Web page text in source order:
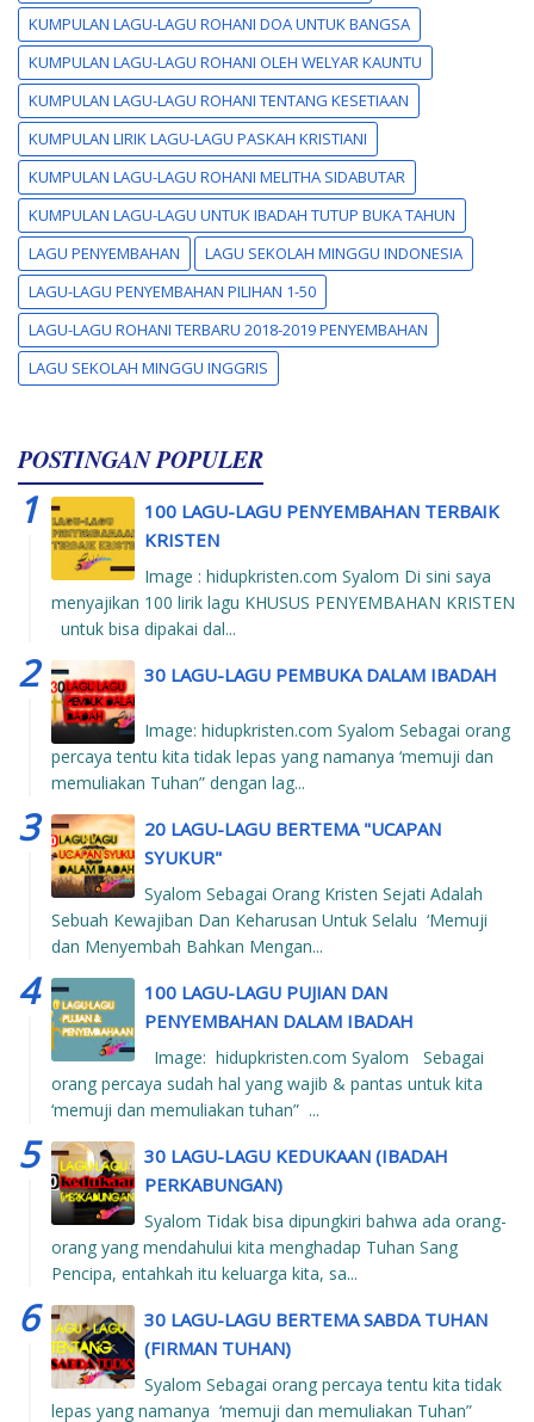
KUMPULAN LAGU-LAGU ROHANI DOA UNTUK BANGSA
KUMPULAN LAGU-LAGU ROHANI OLEH WELYAR KAUNTU
KUMPULAN LAGU-LAGU ROHANI TENTANG KESETIAAN
KUMPULAN LIRIK LAGU-LAGU PASKAH KRISTIANI
KUMPULAN LAGU-LAGU ROHANI MELITHA SIDABUTAR
KUMPULAN LAGU-LAGU UNTUK IBADAH TUTUP BUKA TAHUN
LAGU PENYEMBAHAN
LAGU SEKOLAH MINGGU INDONESIA
LAGU-LAGU PENYEMBAHAN PILIHAN 1-50
LAGU-LAGU ROHANI TERBARU 2018-2019 PENYEMBAHAN
LAGU SEKOLAH MINGGU INGGRIS
POSTINGAN POPULER
100 LAGU-LAGU PENYEMBAHAN TERBAIK
KRISTEN
Image : hidupkristen.com Syalom Di sini saya
menyajikan 100 lirik lagu KHUSUS PENYEMBAHAN KRISTEN
untuk bisa dipakai dal...
30 LAGU-LAGU PEMBUKA DALAM IBADAH
Image: hidupkristen.com Syalom Sebagai orang
percaya tentu kita tidak lepas yang namanya ‘memuji dan
memuliakan Tuhan” dengan lag...
20 LAGU-LAGU BERTEMA "UCAPAN
SYUKUR"
Syalom Sebagai Orang Kristen Sejati Adalah
Sebuah Kewajiban Dan Keharusan Untuk Selalu ‘Memuji
dan Menyembah Bahkan Mengan...
100 LAGU-LAGU PUJIAN DAN
PENYEMBAHAN DALAM IBADAH
Image: hidupkristen.com Syalom Sebagai
orang percaya sudah hal yang wajib & pantas untuk kita
‘memuji dan memuliakan tuhan” ...
30 LAGU-LAGU KEDUKAAN (IBADAH
PERKABUNGAN)
Syalom Tidak bisa dipungkiri bahwa ada orang-
orang yang mendahului kita menghadap Tuhan Sang
Pencipa, entahkah itu keluarga kita, sa...
30 LAGU-LAGU BERTEMA SABDA TUHAN
(FIRMAN TUHAN)
Syalom Sebagai orang percaya tentu kita tidak
lepas yang namanya ‘memuji dan memuliakan Tuhan”